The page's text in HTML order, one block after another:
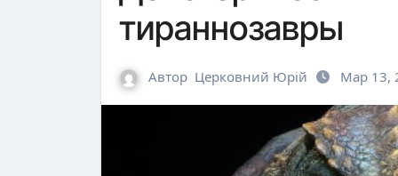
тираннозавры
Автор Церковний Юрій Мар 13,